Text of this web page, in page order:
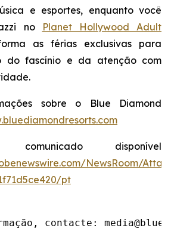
e esportes, enquanto você
no
Planet Hollywood Adult
as férias exclusivas para
do fascínio e da atenção com
sobre o Blue Diamond
disponível
NewsRoom/
pt
contacte: